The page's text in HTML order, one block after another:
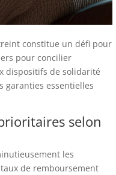
constitue un défi pour
pour concilier
dispositifs de solidarité
garanties essentielles
selon
les
de remboursement